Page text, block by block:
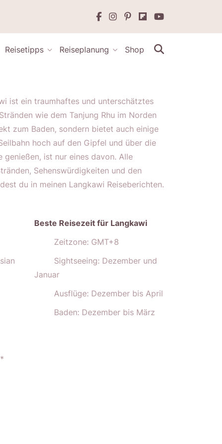
Reisetipps Reiseplanung Shop
ist ein traumhaftes und unterschätztes
wie dem Tanjung Rhu im Norden
zum Baden, sondern bietet auch einige
hoch auf den Gipfel und über die
genießen, ist nur eines davon. Alle
Sehenswürdigkeiten und den
du in meinen Langkawi Reiseberichten.
*
Beste Reisezeit für Langkawi
Zeitzone: GMT+8
Sightseeing: Dezember und
Januar
Ausflüge: Dezember bis April
Baden: Dezember bis März